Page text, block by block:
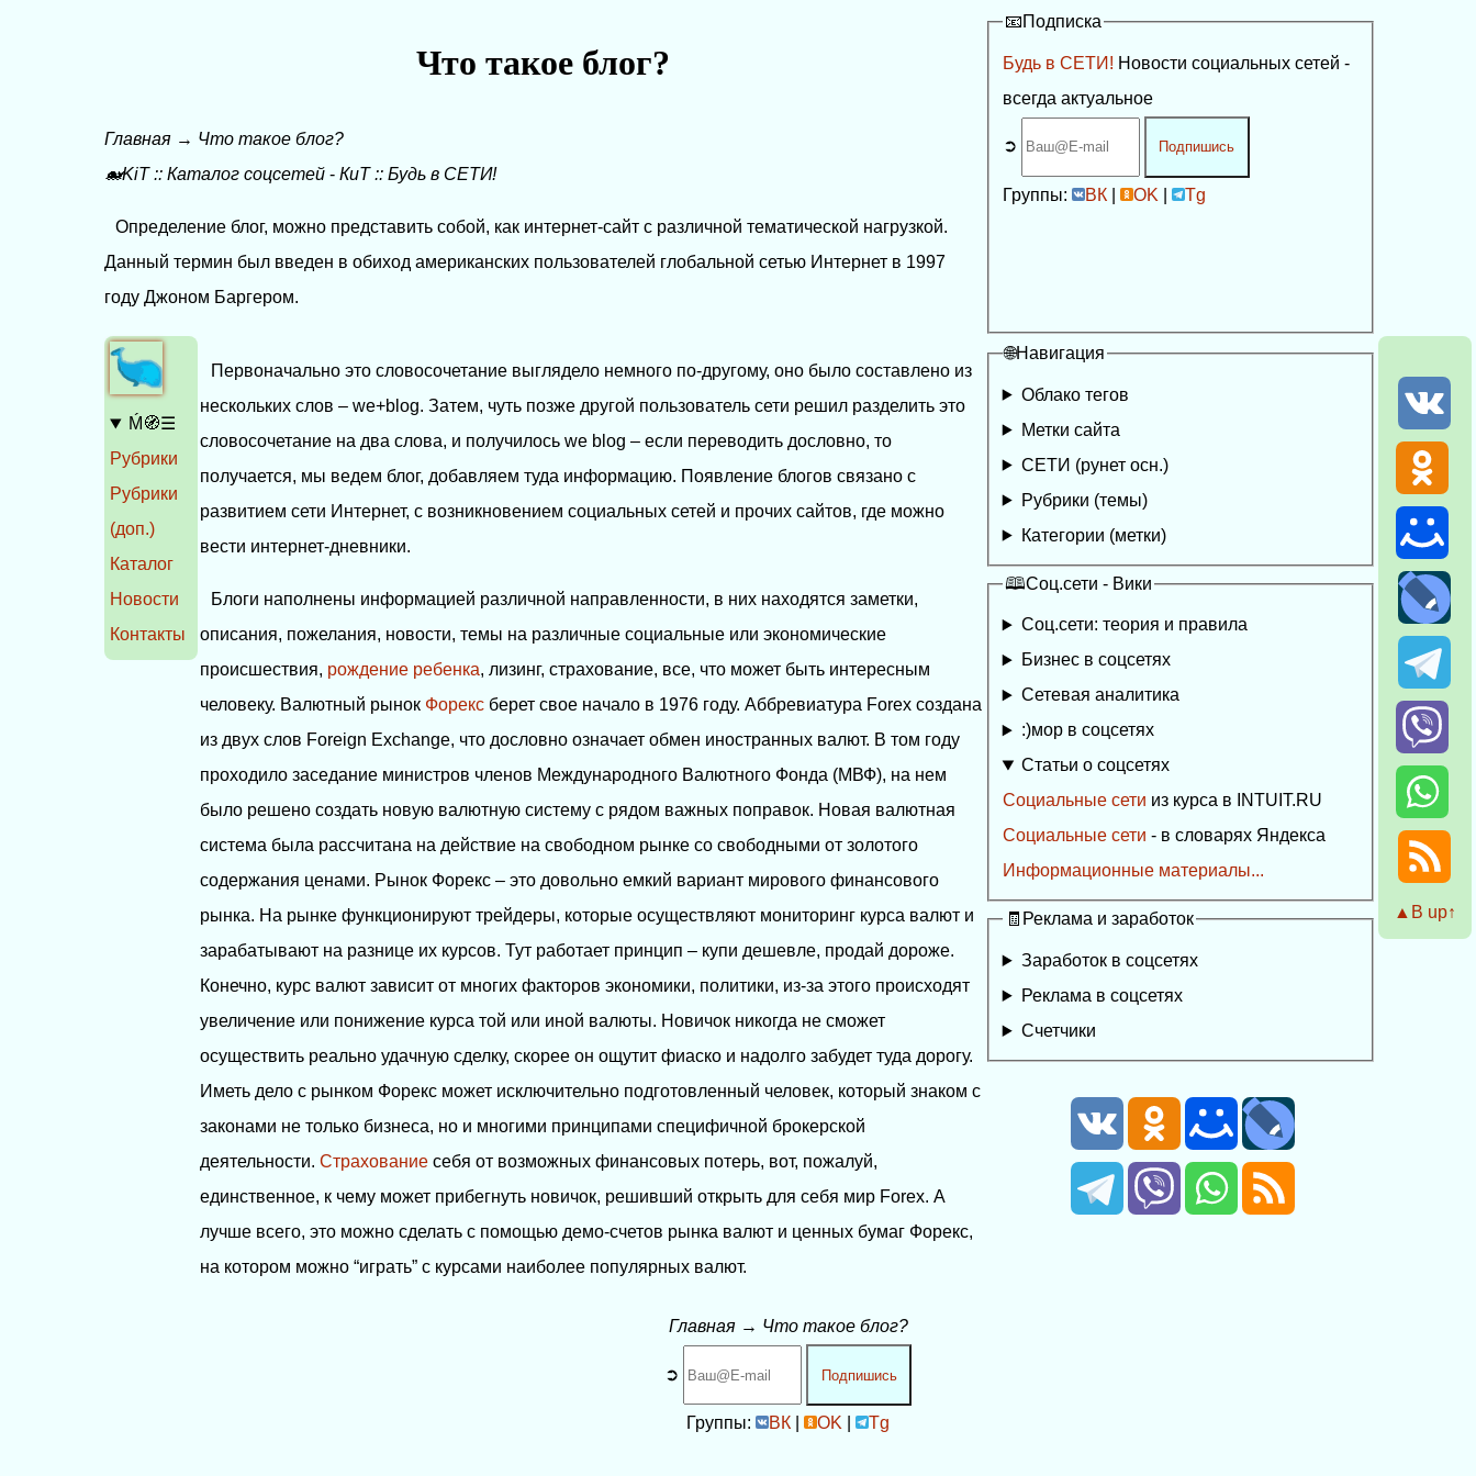
Что такое блог?
Главная → Что такое блог?
🐋KiT::Каталог соцсетей -КиТ::Будь в СЕТИ!
Определение блог, можно представить собой, как интернет-сайт с различной тематической нагрузкой.
Данный термин был введен в обиход американских пользователей глобальной сетью Интернет в 1997
году Джоном Баргером.
Первоначально это словосочетание выглядело немного по-другому, оно было составлено из
нескольких слов – we+blog. Затем, чуть позже другой пользователь сети решил разделить это
словосочетание на два слова, и получилось we blog – если переводить дословно, то
получается, мы ведем блог, добавляем туда информацию. Появление блогов связано с
развитием сети Интернет, с возникновением социальных сетей и прочих сайтов, где можно
вести интернет-дневники.
Блоги наполнены информацией различной направленности, в них находятся заметки,
описания, пожелания, новости, темы на различные социальные или экономические
происшествия, рождение ребенка, лизинг, страхование, все, что может быть интересным
человеку. Валютный рынок Форекс берет свое начало в 1976 году. Аббревиатура Forex создана
из двух слов Foreign Exchange, что дословно означает обмен иностранных валют. В том году
проходило заседание министров членов Международного Валютного Фонда (МВФ), на нем
было решено создать новую валютную систему с рядом важных поправок. Новая валютная
система была рассчитана на действие на свободном рынке со свободными от золотого
содержания ценами. Рынок Форекс – это довольно емкий вариант мирового финансового
рынка. На рынке функционируют трейдеры, которые осуществляют мониторинг курса валют и
зарабатывают на разнице их курсов. Тут работает принцип – купи дешевле, продай дороже.
Конечно, курс валют зависит от многих факторов экономики, политики, из-за этого происходят
увеличение или понижение курса той или иной валюты. Новичок никогда не сможет
осуществить реально удачную сделку, скорее он ощутит фиаско и надолго забудет туда дорогу.
Иметь дело с рынком Форекс может исключительно подготовленный человек, который знаком с
законами не только бизнеса, но и многими принципами специфичной брокерской
деятельности.Страхование себя от возможных финансовых потерь, вот, пожалуй,
единственное, к чему может прибегнуть новичок, решивший открыть для себя мир Forex. А
лучше всего, это можно сделать с помощью демо-счетов рынка валют и ценных бумаг Форекс,
на котором можно “играть” с курсами наиболее популярных валют.
Ḿ🧭☰
Рубрики
Рубрики
(доп.)
Каталог
Новости
Контакты
▲Β up↑
📧Подписка
Будь в СЕТИ! Новости социальных сетей -
всегда актуальное
➲ Подпишись
Группы: ВК| OK Tg
🌐Навигация
Облако тегов
Метки сайта
СЕТИ (рунет осн.)
Рубрики (темы)
Категории (метки)
🕮Соц.сети - Вики
Соц.сети: теория и правила
Бизнес в соцсетях
Сетевая аналитика
:)мор в соцсетях
Статьи о соцсетях
Социальные сети из курса в INTUIT.RU
Социальные сети - в словарях Яндекса
Информационные материалы...
🧾Реклама и заработок
Заработок в соцсетях
Реклама в соцсетях
Счетчики
Главная→ Что такое блог?
➲ Подпишись
Группы: ВК | OK | Tg